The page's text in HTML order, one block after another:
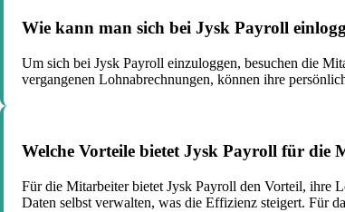
Wie kann man sich bei Jysk Payroll
Um sich bei Jysk Payroll einzuloggen, besuchen die
vergangenen Lohnabrechnungen, können ihre
Welche Vorteile bietet Jysk Payroll für die
Für die Mitarbeiter bietet Jysk Payroll den Vorteil, ihre
Daten selbst verwalten, was die Effizienz steigert. Für